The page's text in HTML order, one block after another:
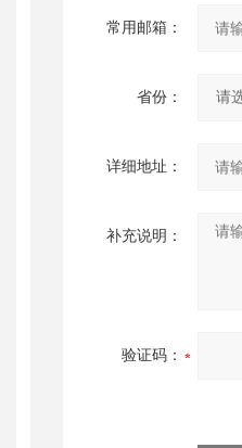
常用邮箱：
省份：
详细地址：
补充说明：
验证码：